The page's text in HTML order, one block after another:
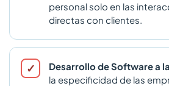
personal solo en las
directas con clientes.
Desarrollo de Software a
la especificidad de las